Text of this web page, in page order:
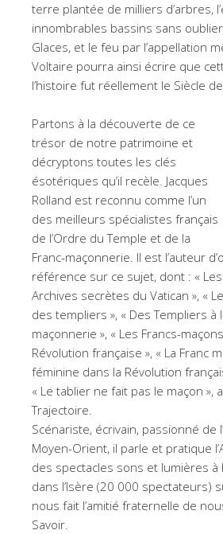
terre plantée de milliers d’arbres,
innombrables bassins sans
Glaces, et le feu par l’appellation
Voltaire pourra ainsi écrire que
l’histoire fut réellement le Siècle de
Partons à la découverte de ce
trésor de notre patrimoine et
décryptons toutes les clés
ésotériques qu’il recèle. Jacques
Rolland est reconnu comme l’un
des meilleurs spécialistes français
de l’Ordre du Temple et de la
Franc-maçonnerie. Il est l’auteur
référence sur ce sujet, dont : «
Archives secrètes du Vatican », «
des templiers », « Des Templiers à
maçonnerie », « Les Francs-
Révolution française », « La Franc
féminine dans la Révolution
« Le tablier ne fait pas le maçon »,
Trajectoire.
Scénariste, écrivain, passionné de
Moyen-Orient, il parle et pratique
des spectacles sons et lumières à
dans l’Isère (20 000 spectateurs)
nous fait l’amitié fraternelle de
Savoir.